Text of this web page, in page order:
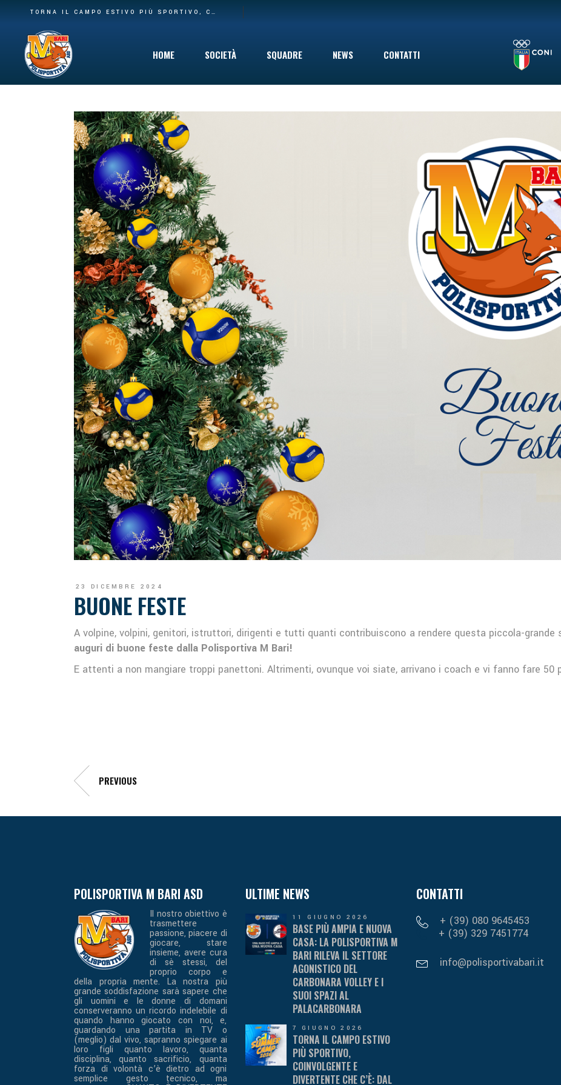
TORNA IL CAMPO ESTIVO PIÙ SPORTIVO, COINVOLGENTE E DIVERTENTE CHE C’È: DAL 10 GIUGNO VIA AL SUMMER CAMP DELLA POLISPORTIVA M BARI
HOME SOCIETÀ
Cinque per Mille
Privacy Policy
SQUADRE NEWS CONTATTI
23 DICEMBRE 2024
BUONE FESTE
A volpine, volpini, genitori, istruttori, dirigenti e tutti quanti contribuiscono a rendere questa piccola-
auguri di buone feste dalla Polisportiva M Bari!
E attenti a non mangiare troppi panettoni. Altrimenti, ovunque voi siate, arrivano i coach e vi fanno fare 50
PREVIOUS
POLISPORTIVA M BARI ASD
Il nostro obiettivo è
trasmettere
passione, piacere di
giocare, stare
insieme, avere cura
di sè stessi, del
proprio corpo e
della propria mente. La nostra più
grande soddisfazione sarà sapere che
gli uomini e le donne di domani
conserveranno un ricordo indelebile di
quando hanno giocato con noi, e,
guardando una partita in TV o
(meglio) dal vivo, sapranno spiegare ai
loro figli quanto lavoro, quanta
disciplina, quanto sacrificio, quanta
forza di volontà c’è dietro ad ogni
semplice gesto tecnico, ma
ULTIME NEWS
11 GIUGNO 2026
BASE PIÙ AMPIA E NUOVA
CASA: LA POLISPORTIVA M
BARI RILEVA IL SETTORE
AGONISTICO DEL
CARBONARA VOLLEY E I
SUOI SPAZI AL
PALACARBONARA
7 GIUGNO 2026
TORNA IL CAMPO ESTIVO
PIÙ SPORTIVO,
COINVOLGENTE E
DIVERTENTE CHE C’È: DAL
CONTATTI
+ (39) 080 9645453
+ (39) 329 7451774
info@polisportivabari.it